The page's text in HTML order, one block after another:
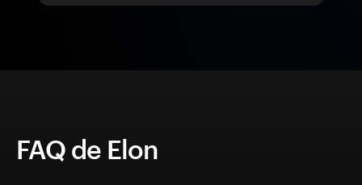
FAQ de Elon